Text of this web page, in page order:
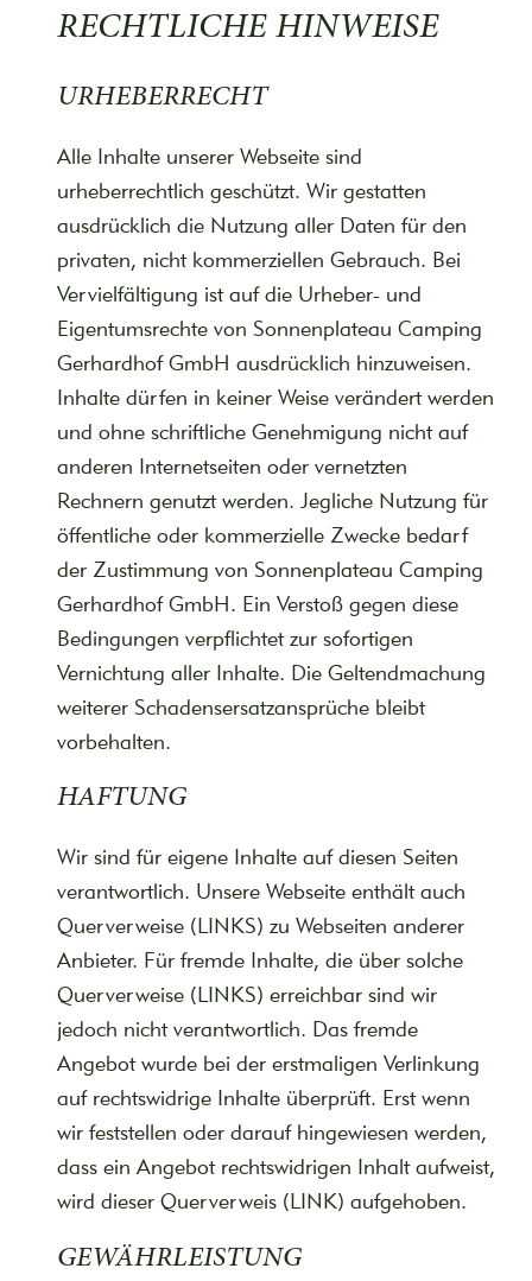
RECHTLICHE HINWEISE
URHEBERRECHT
Alle Inhalte unserer Webseite sind
urheberrechtlich geschützt. Wir gestatten
ausdrücklich die Nutzung aller Daten für den
privaten, nicht kommerziellen Gebrauch. Bei
Vervielfältigung ist auf die Urheber- und
Eigentumsrechte von Sonnenplateau Camping
Gerhardhof GmbH ausdrücklich hinzuweisen.
Inhalte dürfen in keiner Weise verändert werden
und ohne schriftliche Genehmigung nicht auf
anderen Internetseiten oder vernetzten
Rechnern genutzt werden. Jegliche Nutzung für
öffentliche oder kommerzielle Zwecke bedarf
der Zustimmung von Sonnenplateau Camping
Gerhardhof GmbH. Ein Verstoß gegen diese
Bedingungen verpflichtet zur sofortigen
Vernichtung aller Inhalte. Die Geltendmachung
weiterer Schadensersatzansprüche bleibt
vorbehalten.
HAFTUNG
Wir sind für eigene Inhalte auf diesen Seiten
verantwortlich. Unsere Webseite enthält auch
Querverweise (LINKS) zu Webseiten anderer
Anbieter. Für fremde Inhalte, die über solche
Querverweise (LINKS) erreichbar sind wir
jedoch nicht verantwortlich. Das fremde
Angebot wurde bei der erstmaligen Verlinkung
auf rechtswidrige Inhalte überprüft. Erst wenn
wir feststellen oder darauf hingewiesen werden,
dass ein Angebot rechtswidrigen Inhalt aufweist,
wird dieser Querverweis (LINK) aufgehoben.
GEWÄHRLEISTUNG